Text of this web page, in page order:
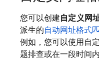
您可以创建自定义网
派生的自动网址格式
例如，您可以使用自
题排查或在一段时间